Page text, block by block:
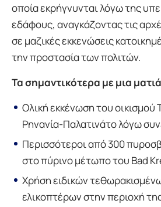
οποία εκρήγνυνται λόγω της
εδάφους, αναγκάζοντας τις
σε μαζικές εκκενώσεις
την προστασία των πολιτών.
Τα σημαντικότερα με μια ματιά
Ολική εκκένωση του οικισμού
Ρηνανία-Παλατινάτο λόγω
Περισσότεροι από 300
στο πύρινο μέτωπο του Bad
Χρήση ειδικών
ελικοπτέρων στην περιοχή